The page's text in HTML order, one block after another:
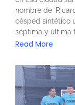
nombre de
césped sintético
séptima y última
Read More